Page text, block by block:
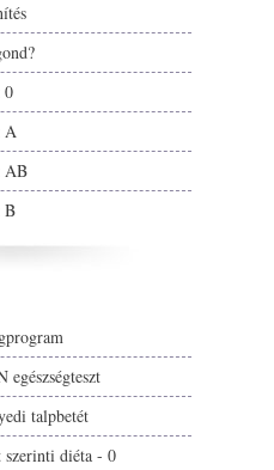
0
A
AB
B
egészségteszt
talpbetét
szerinti diéta - 0